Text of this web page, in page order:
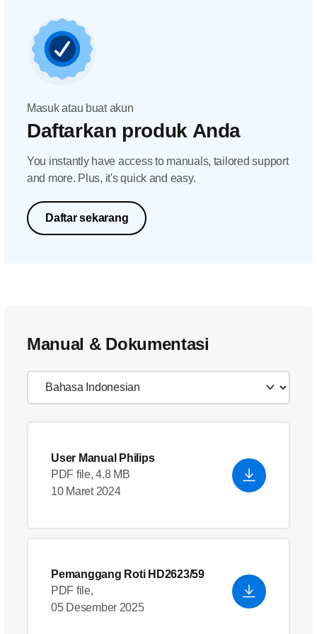
Masuk atau buat akun
Daftarkan produk Anda
You instantly have access to manuals, tailored support
and more. Plus, it's quick and easy.
Daftar sekarang
Manual & Dokumentasi
User Manual Philips
PDF file, 4.8 MB
10 Maret 2024
Pemanggang Roti HD2623/59
PDF file,
05 Desember 2025